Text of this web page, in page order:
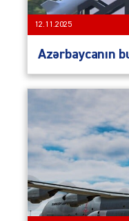
12.11.2025
Azərbaycanın